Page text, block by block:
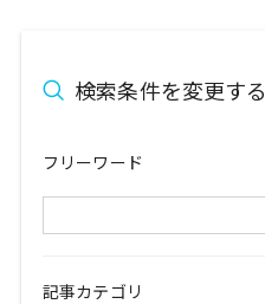
検索条件を変更する
フリーワード
記事カテゴリ